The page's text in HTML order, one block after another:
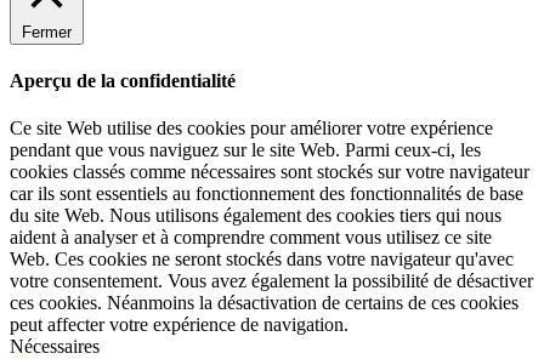
Fermer
Aperçu de la confidentialité
Ce site Web utilise des cookies pour améliorer votre expérience
pendant que vous naviguez sur le site Web. Parmi ceux-ci, les
cookies classés comme nécessaires sont stockés sur votre navigateur
car ils sont essentiels au fonctionnement des fonctionnalités de base
du site Web. Nous utilisons également des cookies tiers qui nous
aident à analyser et à comprendre comment vous utilisez ce site
Web. Ces cookies ne seront stockés dans votre navigateur qu'avec
votre consentement. Vous avez également la possibilité de désactiver
ces cookies. Néanmoins la désactivation de certains de ces cookies
peut affecter votre expérience de navigation.
Nécessaires